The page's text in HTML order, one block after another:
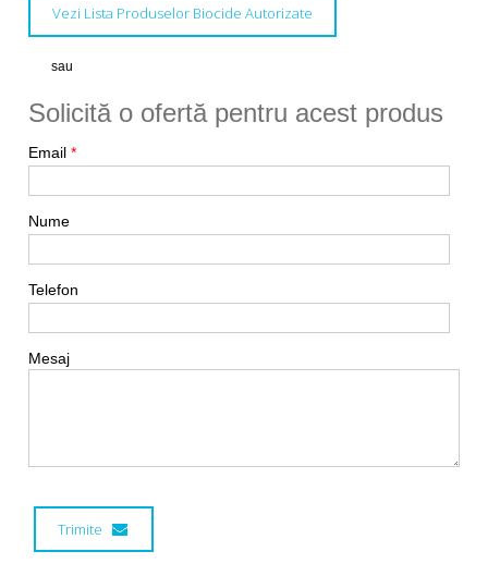
Vezi Lista Produselor Biocide Autorizate
sau
Solicită o ofertă pentru acest produs
Email *
Nume
Telefon
Mesaj